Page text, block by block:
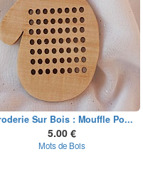
Sur Bois : Mouffle Po...
5.00 €
Mots de Bois